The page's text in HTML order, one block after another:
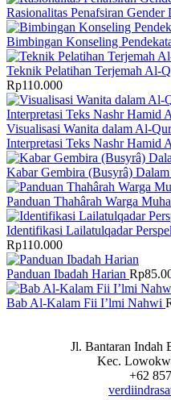
Rasionalitas Penafsiran
Bimbingan Konseling
Teknik Pelatihan Terjemah Al-
Rp110.000
Visualisasi Wanita dalam Al-
Interpretasi Teks Nashr Hamid
Kabar Gembira (Busyrâ)
Panduan Thahârah Warga
Identifikasi Lailatulqadar
Rp110.000
Panduan Ibadah Harian Rp
Bab Al-Kalam Fii I’lmi Nahwi
Jl. Bantaran Indah
Kec.
+62